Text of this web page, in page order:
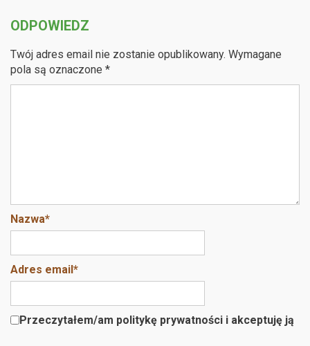
b er
ODPOWIEDZ
Twój adres email nie zostanie opublikowany. Wymagane
pola są oznaczone *
Nazwa*
Adres email*
Przeczytałem/am politykę prywatności i akceptuję ją